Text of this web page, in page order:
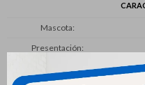
Mascota
Presentación